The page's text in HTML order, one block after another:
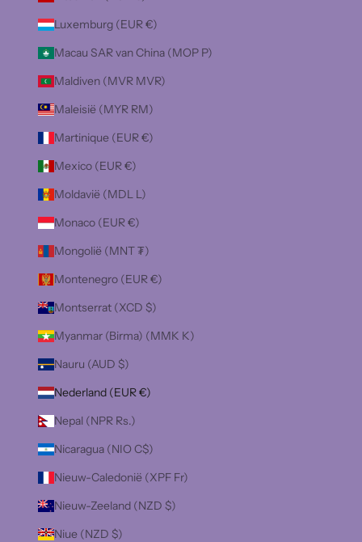
Luxemburg (EUR €)
Macau SAR van China (MOP P)
Maldiven (MVR MVR)
Maleisië (MYR RM)
Martinique (EUR €)
Mexico (EUR €)
Moldavië (MDL L)
Monaco (EUR €)
Mongolië (MNT ₮)
Montenegro (EUR €)
Montserrat (XCD $)
Myanmar (Birma) (MMK K)
Nauru (AUD $)
Nederland (EUR €)
Nepal (NPR Rs.)
Nicaragua (NIO C$)
Nieuw-Caledonië (XPF Fr)
Nieuw-Zeeland (NZD $)
Niue (NZD $)